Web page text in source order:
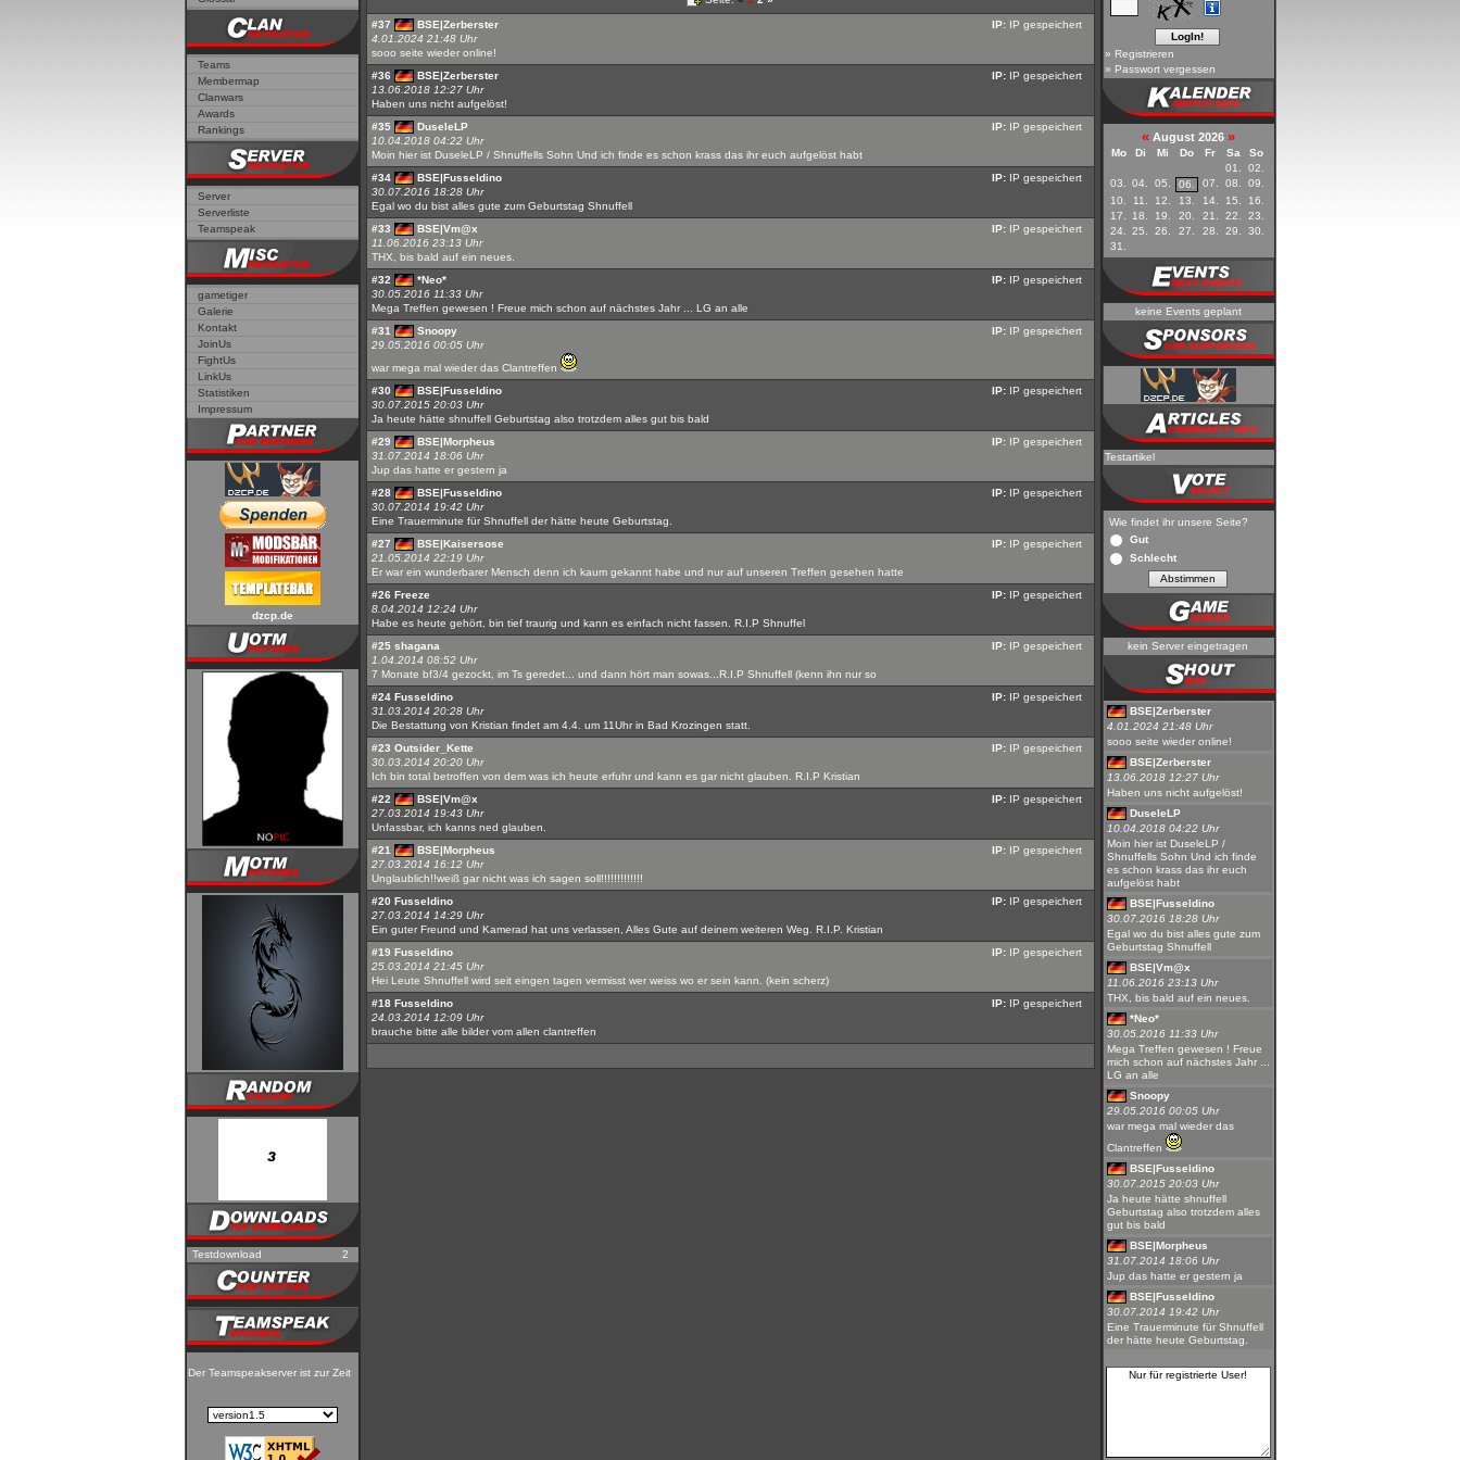
Teams
Membermap
Clanwars
Awards
Rankings
Server
Serverliste
Teamspeak
gametiger
Galerie
Kontakt
JoinUs
FightUs
LinkUs
Statistiken
Impressum
dzcp.de
Testdownload 2
Der Teamspeakserver ist zur Zeit nicht erreichbar!
#37 BSE|Zerberster IP:IP gespeichert
4.01.2024 21:48 Uhr
sooo seite wieder online!
#36
BSE|Zerberster IP:IP gespeichert
13.06.2018 12:27 Uhr
Haben uns nicht aufgelöst!
#35
DuseleLP IP:IP gespeichert
10.04.2018 04:22 Uhr
Moin hier ist DuseleLP / Shnuffells Sohn Und ich finde es schon krass das ihr euch aufgelöst habt
#34
BSE|Fusseldino IP:IP gespeichert
30.07.2016 18:28 Uhr
Egal wo du bist alles gute zum Geburtstag Shnuffell
#33
BSE|Vm@x IP:IP gespeichert
11.06.2016 23:13 Uhr
THX, bis bald auf ein neues.
#32
*Neo* IP:IP gespeichert
30.05.2016 11:33 Uhr
Mega Treffen gewesen ! Freue mich schon auf nächstes Jahr ... LG an alle
#31
Snoopy IP:IP gespeichert
29.05.2016 00:05 Uhr
war mega mal wieder das Clantreffen
#30
BSE|Fusseldino IP:IP gespeichert
30.07.2015 20:03 Uhr
Ja heute hätte shnuffell Geburtstag also trotzdem alles gut bis bald
#29
BSE|Morpheus IP:IP gespeichert
31.07.2014 18:06 Uhr
Jup das hatte er gestern ja
#28
BSE|Fusseldino IP:IP gespeichert
30.07.2014 19:42 Uhr
Eine Trauerminute für Shnuffell der hätte heute Geburtstag.
#27
BSE|Kaisersose IP:IP gespeichert
21.05.2014 22:19 Uhr
Er war ein wunderbarer Mensch denn ich kaum gekannt habe und nur auf unseren Treffen gesehen hatte
#26 Freeze IP:IP gespeichert
8.04.2014 12:24 Uhr
Habe es heute gehört, bin tief traurig und kann es einfach nicht fassen. R.I.P Shnuffel
#25 shagana IP:IP gespeichert
1.04.2014 08:52 Uhr
7 Monate bf3/4 gezockt, im Ts geredet... und dann hört man sowas...R.I.P Shnuffell (kenn ihn nur so
#24 Fusseldino IP:IP gespeichert
31.03.2014 20:28 Uhr
Die Bestattung von Kristian findet am 4.4. um 11Uhr in Bad Krozingen statt.
#23 Outsider_Kette IP:IP gespeichert
30.03.2014 20:20 Uhr
Ich bin total betroffen von dem was ich heute erfuhr und kann es gar nicht glauben. R.I.P Kristian
#22
BSE|Vm@x IP:IP gespeichert
27.03.2014 19:43 Uhr
Unfassbar, ich kanns ned glauben.
#21
BSE|Morpheus IP:IP gespeichert
27.03.2014 16:12 Uhr
Unglaublich!!weiß gar nicht was ich sagen soll!!!!!!!!!!!!!
#20 Fusseldino IP:IP gespeichert
27.03.2014 14:29 Uhr
Ein guter Freund und Kamerad hat uns verlassen, Alles Gute auf deinem weiteren Weg. R.I.P. Kristian
#19 Fusseldino IP:IP gespeichert
25.03.2014 21:45 Uhr
Hei Leute Shnuffell wird seit eingen tagen vermisst wer weiss wo er sein kann. (kein scherz)
#18 Fusseldino IP:IP gespeichert
24.03.2014 12:09 Uhr
brauche bitte alle bilder vom allen clantreffen
» Registrieren
» Passwort vergessen
« August 2026 »
Mo Di Mi Do Fr Sa
So
01.
02.
03.
04. 05. 06. 07. 08.
09.
10.
11. 12. 13. 14. 15.
16.
17.
18. 19. 20. 21. 22.
23.
24.
25. 26. 27. 28. 29.
30.
31.
keine Events geplant
Testartikel
Wie findet ihr unsere Seite?
Gut
Schlecht
kein Server eingetragen
BSE|Zerberster
4.01.2024 21:48 Uhr
sooo seite wieder online!
BSE|Zerberster
13.06.2018 12:27 Uhr
Haben uns nicht aufgelöst!
DuseleLP
10.04.2018 04:22 Uhr
Moin hier ist DuseleLP /
Shnuffells Sohn Und ich finde
es schon krass das ihr euch
aufgelöst habt
BSE|Fusseldino
30.07.2016 18:28 Uhr
Egal wo du bist alles gute zum
Geburtstag Shnuffell
BSE|Vm@x
11.06.2016 23:13 Uhr
THX, bis bald auf ein neues.
*Neo*
30.05.2016 11:33 Uhr
Mega Treffen gewesen ! Freue
mich schon auf nächstes Jahr ...
LG an alle
Snoopy
29.05.2016 00:05 Uhr
war mega mal wieder das
Clantreffen
BSE|Fusseldino
30.07.2015 20:03 Uhr
Ja heute hätte shnuffell
Geburtstag also trotzdem alles
gut bis bald
BSE|Morpheus
31.07.2014 18:06 Uhr
Jup das hatte er gestern ja
BSE|Fusseldino
30.07.2014 19:42 Uhr
Eine Trauerminute für Shnuffell
der hätte heute Geburtstag.